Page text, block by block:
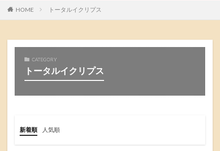
HOME トータルイクリプス
CATEGORY
トータルイクリプス
新着順 人気順